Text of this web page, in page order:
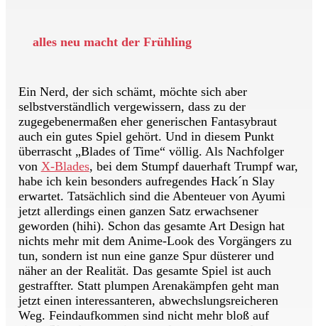
alles neu macht der Frühling
Ein Nerd, der sich schämt, möchte sich aber
selbstverständlich vergewissern, dass zu der
zugegebenermaßen eher generischen Fantasybraut
auch ein gutes Spiel gehört. Und in diesem Punkt
überrascht „Blades of Time“ völlig. Als Nachfolger
von X-Blades, bei dem Stumpf dauerhaft Trumpf war,
habe ich kein besonders aufregendes Hack´n Slay
erwartet. Tatsächlich sind die Abenteuer von Ayumi
jetzt allerdings einen ganzen Satz erwachsener
geworden (hihi). Schon das gesamte Art Design hat
nichts mehr mit dem Anime-Look des Vorgängers zu
tun, sondern ist nun eine ganze Spur düsterer und
näher an der Realität. Das gesamte Spiel ist auch
gestraffter. Statt plumpen Arenakämpfen geht man
jetzt einen interessanteren, abwechslungsreicheren
Weg. Feindaufkommen sind nicht mehr bloß auf